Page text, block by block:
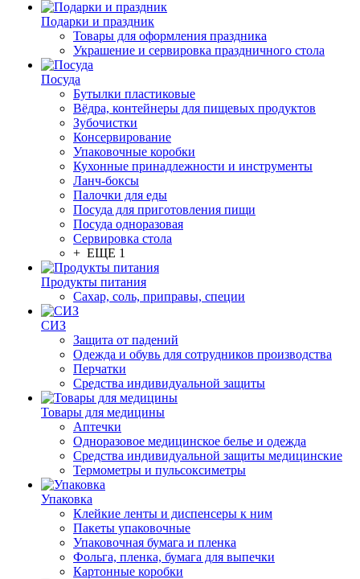
Подарки и праздник
Товары для оформления праздника
Украшение и сервировка праздничного стола
Посуда
Бутылки пластиковые
Вёдра, контейнеры для пищевых продуктов
Зубочистки
Консервирование
Упаковочные коробки
Кухонные принадлежности и инструменты
Ланч-боксы
Палочки для еды
Посуда для приготовления пищи
Посуда одноразовая
Сервировка стола
+ ЕЩЕ 1
Продукты питания
Сахар, соль, приправы, специи
СИЗ
Защита от падений
Одежда и обувь для сотрудников производства
Перчатки
Средства индивидуальной защиты
Товары для медицины
Аптечки
Одноразовое медицинское белье и одежда
Средства индивидуальной защиты медицинские
Термометры и пульсоксиметры
Упаковка
Клейкие ленты и диспенсеры к ним
Пакеты упаковочные
Упаковочная бумага и пленка
Фольга, пленка, бумага для выпечки
Картонные коробки